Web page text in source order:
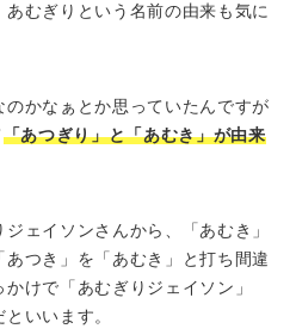
むぎりという名前の由来も気に
かなぁとか思っていたんですが
「あつぎり」と「あむき」が由来
ェイソンさんから、「あむき」
つき」を「あむき」と打ち間違
けで「あむぎりジェイソン」
いいます。